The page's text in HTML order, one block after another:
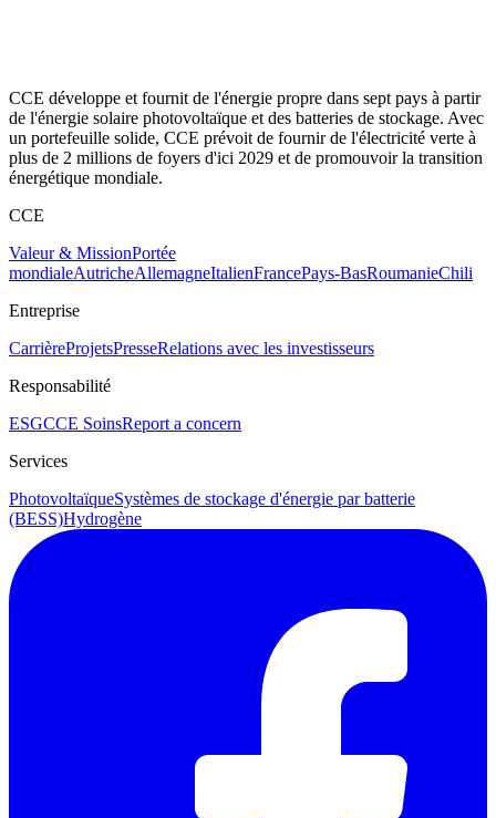
CCE développe et fournit de l'énergie propre dans sept pays à partir
de l'énergie solaire photovoltaïque et des batteries de stockage. Avec
un portefeuille solide, CCE prévoit de fournir de l'électricité verte à
plus de 2 millions de foyers d'ici 2029 et de promouvoir la transition
énergétique mondiale.
CCE
Valeur & MissionPortée
mondialeAutricheAllemagneItalienFrancePays-BasRoumanieChili
Entreprise
CarrièreProjetsPresseRelations avec les investisseurs
Responsabilité
ESGCCE SoinsReport a concern
Services
PhotovoltaïqueSystèmes de stockage d'énergie par batterie
(BESS)Hydrogène